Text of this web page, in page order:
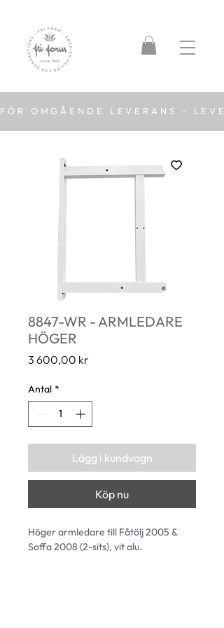
FÖR OMGÅENDE LEVERANS -
8847-WR - ARMLEDARE
HÖGER
3 600,00 kr
Antal *
Lägg i kundvagn
Köp nu
Höger armledare till Fåtölj 2005 &
Soffa 2008 (2-sits), vit alu.